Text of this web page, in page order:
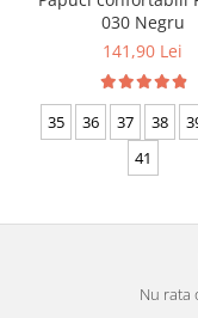
030 Negru
141,90 Lei
35 36 37 38
41
Nu rata